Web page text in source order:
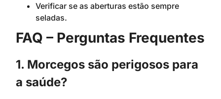
Verificar se as aberturas estão sempre
seladas.
FAQ – Perguntas Frequentes
1. Morcegos são perigosos para
a saúde?